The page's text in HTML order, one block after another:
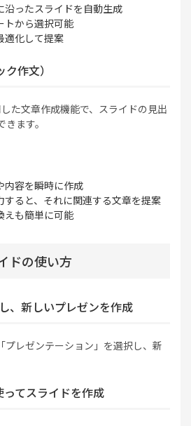
沿ったスライドを自動生成
トから選択可能
適化して提案
作文）
た文章作成機能で、スライドの見出
ます。
内容を瞬時に作成
すると、それに関連する文章を提案
えも簡単に可能
ドの使い方
、新しいプレゼンを作成
プレゼンテーション」を選択し、新
てスライドを作成